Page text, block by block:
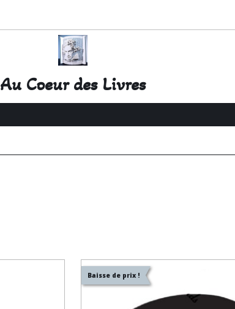
Au Coeur des Livres
Baisse de prix !